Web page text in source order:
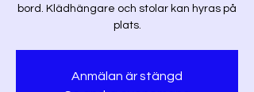
bord. Klädhängare och stolar kan hyras på
plats.
Anmälan är stängd